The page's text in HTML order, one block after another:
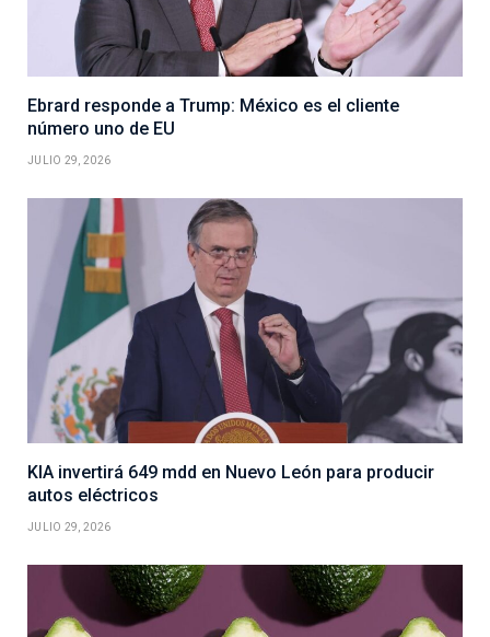
Ebrard responde a Trump: México es el cliente
número uno de EU
JULIO 29, 2026
KIA invertirá 649 mdd en Nuevo León para producir
autos eléctricos
JULIO 29, 2026